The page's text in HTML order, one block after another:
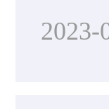
2023-